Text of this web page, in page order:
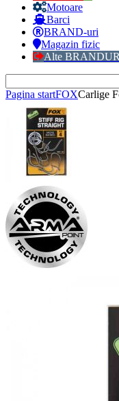
Motoare
Barci
BRAND-uri
Magazin fizic
Alte
Pagina startFOXCarlige